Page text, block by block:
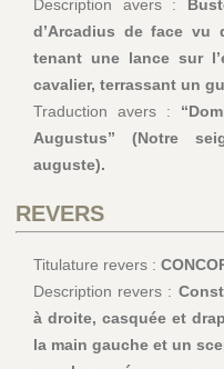
Description avers :
d’Arcadius de face
tenant une lance sur
cavalier, terrassant un
Traduction avers :
Augustus” (Notre
auguste).
REVERS
Titulature revers :
Description revers :
à droite, casquée et
la main gauche et un